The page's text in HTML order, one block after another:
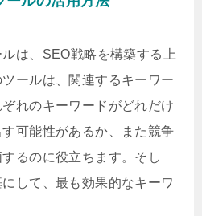
は、SEO戦略を構築する上
ールは、関連するキーワー
れのキーワードがどれだけ
可能性があるか、また競争
るのに役立ちます。そし
して、最も効果的なキーワ